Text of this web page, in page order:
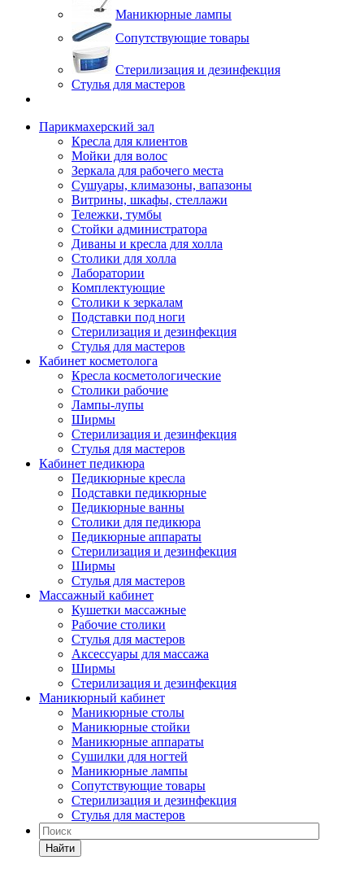
Маникюрные лампы
Сопутствующие товары
Стерилизация и дезинфекция
Стулья для мастеров
Парикмахерский зал
Кресла для клиентов
Мойки для волос
Зеркала для рабочего места
Сушуары, климазоны, вапазоны
Витрины, шкафы, стеллажи
Тележки, тумбы
Стойки администратора
Диваны и кресла для холла
Столики для холла
Лаборатории
Комплектующие
Столики к зеркалам
Подставки под ноги
Стерилизация и дезинфекция
Стулья для мастеров
Кабинет косметолога
Кресла косметологические
Столики рабочие
Лампы-лупы
Ширмы
Стерилизация и дезинфекция
Стулья для мастеров
Кабинет педикюра
Педикюрные кресла
Подставки педикюрные
Педикюрные ванны
Столики для педикюра
Педикюрные аппараты
Стерилизация и дезинфекция
Ширмы
Стулья для мастеров
Массажный кабинет
Кушетки массажные
Рабочие столики
Стулья для мастеров
Аксессуары для массажа
Ширмы
Стерилизация и дезинфекция
Маникюрный кабинет
Маникюрные столы
Маникюрные стойки
Маникюрные аппараты
Сушилки для ногтей
Маникюрные лампы
Сопутствующие товары
Стерилизация и дезинфекция
Стулья для мастеров
Найти